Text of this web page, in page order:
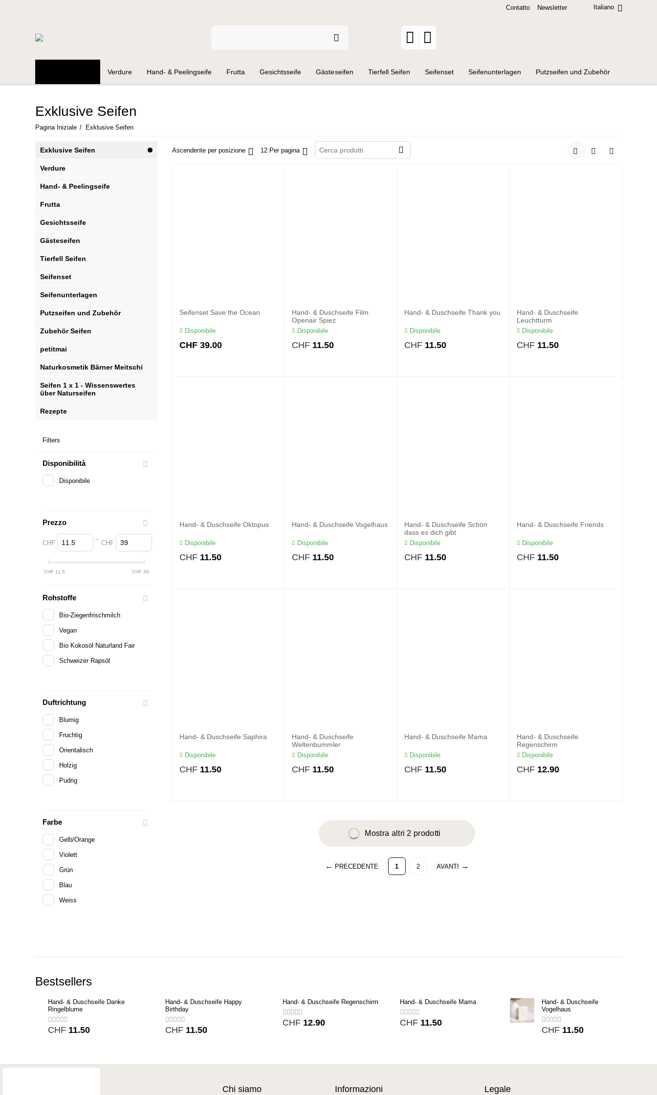
Italiano
Contatto Newsletter
Verdure Hand- & Peelingseife Frutta Gesichtsseife Gästeseifen Tierfell Seifen Seifenset Seifenunterlagen Putzseifen und Zubehör
Exklusive Seifen
Pagina Iniziale / Exklusive Seifen
Ascendente per posizione 12 Per pagina
Seifenset Save the Ocean
Disponibile
CHF39.00
Hand- & Duschseife Film
Openair Spiez
Disponibile
CHF 11.50
Hand- & Duschseife Thank you
Disponibile
CHF 11.50
Hand- & Duschseife
Leuchtturm
Disponibile
CHF 11.50
Hand- & Duschseife Oktopus
Disponibile
CHF 11.50
Hand- & Duschseife Vogelhaus
Disponibile
CHF 11.50
Hand- & Duschseife Schön
dass es dich gibt
Disponibile
CHF 11.50
Hand- & Duschseife Friends
Disponibile
CHF 11.50
Hand- & Duschseife Saphira
Disponibile
CHF 11.50
Hand- & Duschseife
Weltenbummler
Disponibile
CHF 11.50
Hand- & Duschseife Mama
Disponibile
CHF 11.50
Hand- & Duschseife
Regenschirm
Disponibile
CHF 12.90
Mostra altri 2 prodotti
PRECEDENTE 1 2 AVANTI
Exklusive Seifen
Verdure
Hand- & Peelingseife
Frutta
Gesichtsseife
Gästeseifen
Tierfell Seifen
Seifenset
Seifenunterlagen
Putzseifen und Zubehör
Zubehör Seifen
petitmai
Naturkosmetik Bärner Meitschi
Seifen 1 x 1 - Wissenswertes
über Naturseifen
Rezepte
Filters
Disponibilità
Disponibile
Prezzo
CHF
–
CHF
CHF 11.5 CHF 39
Rohstoffe
Bio-Ziegenfrischmilch
Vegan
Bio Kokosöl Naturland Fair
Schweizer Rapsöl
Duftrichtung
Blumig
Fruchtig
Orientalisch
Holzig
Pudrig
Farbe
Gelb/Orange
Violett
Grün
Blau
Weiss
Bestsellers
Hand- & Duschseife Danke
Ringelblume
CHF 11.50
Hand- & Duschseife Happy
Birthday
CHF 11.50
Hand- & Duschseife Regenschirm
CHF 12.90
Hand- & Duschseife Mama
CHF 11.50
Hand- & Duschseife
Vogelhaus
CHF 11.50
Chi siamo Informazioni Legale